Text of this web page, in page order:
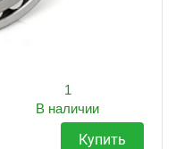
1
В наличии
Купить